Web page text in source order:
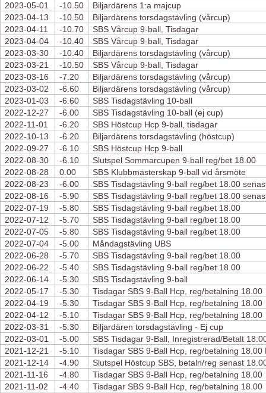
2023-05-01
-10.50
Biljardärens 1:a majcup
2023-04-13
-10.50
Biljardärens torsdagstävling (vårcup)
2023-04-11
-10.70
SBS Vårcup 9-ball, Tisdagar
2023-04-04
-10.40
SBS Vårcup 9-ball, Tisdagar
2023-03-30
-10.40
Biljardärens torsdagstävling (vårcup)
2023-03-21
-10.50
SBS Vårcup 9-ball, Tisdagar
2023-03-16
-7.20
Biljardärens torsdagstävling (vårcup)
2023-03-02
-6.60
Biljardärens torsdagstävling (vårcup)
2023-01-03
-6.60
SBS Tisdagstävling 10-ball
2022-12-27
-6.00
SBS Tisdagstävling 10-ball (ej cup)
2022-11-01
-6.20
SBS Höstcup Hcp 9-ball, tisdagar
2022-10-13
-6.20
Biljardärens torsdagstävling (höstcup)
2022-09-27
-6.10
SBS Höstcup Hcp 9-ball
2022-08-30
-6.10
Slutspel Sommarcupen 9-ball reg/bet 18.00
2022-08-28
0.00
SBS Klubbmästerskap 9-ball vid årsmöte
2022-08-23
-6.00
SBS Tisdagstävling 9-ball reg/bet 18.00
2022-08-16
-5.90
SBS Tisdagstävling 9-ball reg/bet 18.00
2022-07-19
-5.80
SBS Tisdagstävling 9-ball reg/bet 18.00
2022-07-12
-5.70
SBS Tisdagstävling 9-ball reg/bet 18.00
2022-07-05
-5.80
SBS Tisdagstävling 9-ball reg/bet 18.00
2022-07-04
-5.00
Måndagstävling UBS
2022-06-28
-5.70
SBS Tisdagstävling 9-ball reg/bet 18.00
2022-06-22
-5.40
SBS Tisdagstävling 9-ball reg/bet 18.00
2022-06-14
-5.30
SBS Tisdagstävling 9-ball
2022-05-17
-5.30
Tisdagar SBS 9-Ball Hcp, reg/betalning 18.00
2022-04-19
-5.30
Tisdagar SBS 9-Ball Hcp, reg/betalning 18.00
2022-04-12
-5.10
Tisdagar SBS 9-Ball Hcp, reg/betalning 18.00
2022-03-31
-5.30
Biljardären torsdagstävling - Ej cup
2022-03-01
-5.00
SBS Tisdagar 9-Ball, Inregistrerad/Betalt
2021-12-21
-5.10
Tisdagar SBS 9-Ball Hcp, reg/betalning 18.00
2021-12-14
-4.90
Slutspel Höstcup SBS, betaln/reg senast
2021-11-16
-4.80
Tisdagar SBS 9-Ball Hcp, reg/betalning 18.00
2021-11-02
-4.40
Tisdagar SBS 9-Ball Hcp, reg/betalning 18.00